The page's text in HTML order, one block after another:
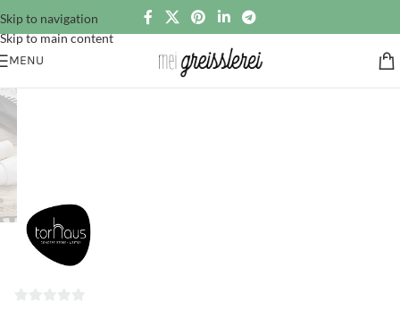
Skip to navigation
Skip to main content
MENU